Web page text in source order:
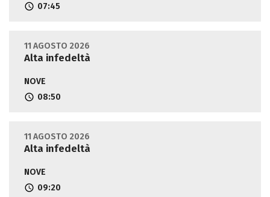
07:45
11 AGOSTO 2026
Alta infedeltà
NOVE
08:50
11 AGOSTO 2026
Alta infedeltà
NOVE
09:20